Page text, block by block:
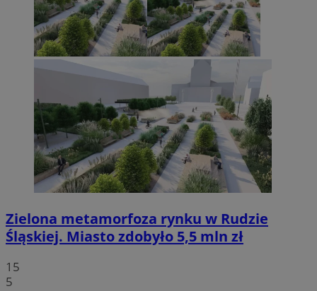
Zielona metamorfoza rynku w Rudzie
Śląskiej. Miasto zdobyło 5,5 mln zł
15
5